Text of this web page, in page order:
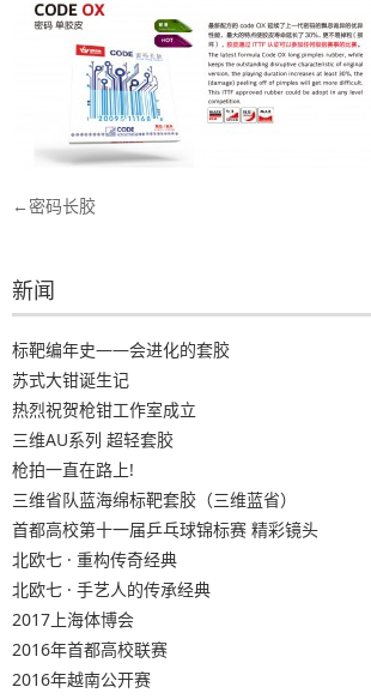
文
导
航
密码长胶
新闻
标靶编年史——会进化的套胶
苏式大钳诞生记
热烈祝贺枪钳工作室成立
三维AU系列 超轻套胶
枪拍一直在路上!
三维省队蓝海绵标靶套胶（三维蓝省）
首都高校第十一届乒乓球锦标赛 精彩镜头
北欧七 · 重构传奇经典
北欧七 · 手艺人的传承经典
2017上海体博会
2016年首都高校联赛
2016年越南公开赛